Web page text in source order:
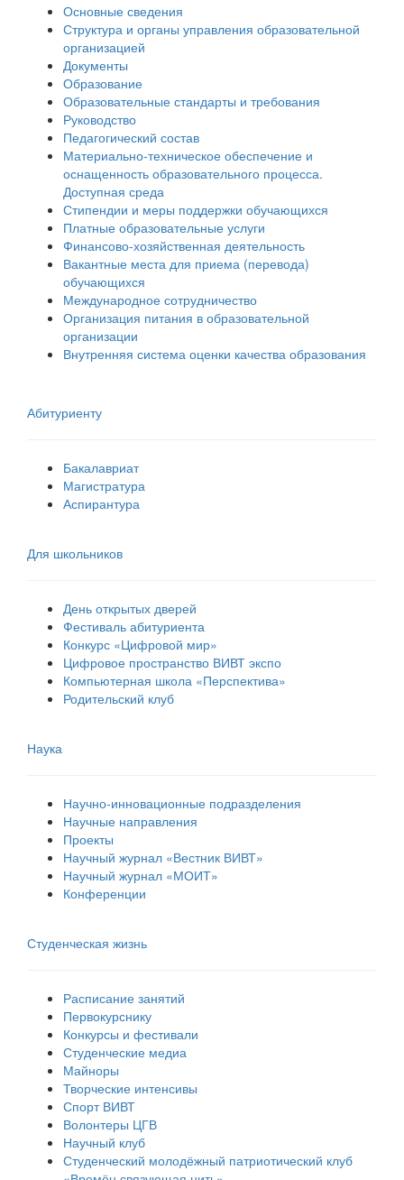
Основные сведения
Структура и органы управления образовательной
организацией
Документы
Образование
Образовательные стандарты и требования
Руководство
Педагогический состав
Материально-техническое обеспечение и
оснащенность образовательного процесса.
Доступная среда
Стипендии и меры поддержки обучающихся
Платные образовательные услуги
Финансово-хозяйственная деятельность
Вакантные места для приема (перевода)
обучающихся
Международное сотрудничество
Организация питания в образовательной
организации
Внутренняя система оценки качества образования
Абитуриенту
Бакалавриат
Магистратура
Аспирантура
Для школьников
День открытых дверей
Фестиваль абитуриента
Конкурс «Цифровой мир»
Цифровое пространство ВИВТ экспо
Компьютерная школа «Перспектива»
Родительский клуб
Наука
Научно-инновационные подразделения
Научные направления
Проекты
Научный журнал «Вестник ВИВТ»
Научный журнал «МОИТ»
Конференции
Студенческая жизнь
Расписание занятий
Первокурснику
Конкурсы и фестивали
Студенческие медиа
Майноры
Творческие интенсивы
Спорт ВИВТ
Волонтеры ЦГВ
Научный клуб
Студенческий молодёжный патриотический клуб